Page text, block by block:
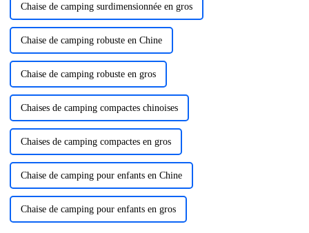
Chaise de camping surdimensionnée en gros
Chaise de camping robuste en Chine
Chaise de camping robuste en gros
Chaises de camping compactes chinoises
Chaises de camping compactes en gros
Chaise de camping pour enfants en Chine
Chaise de camping pour enfants en gros